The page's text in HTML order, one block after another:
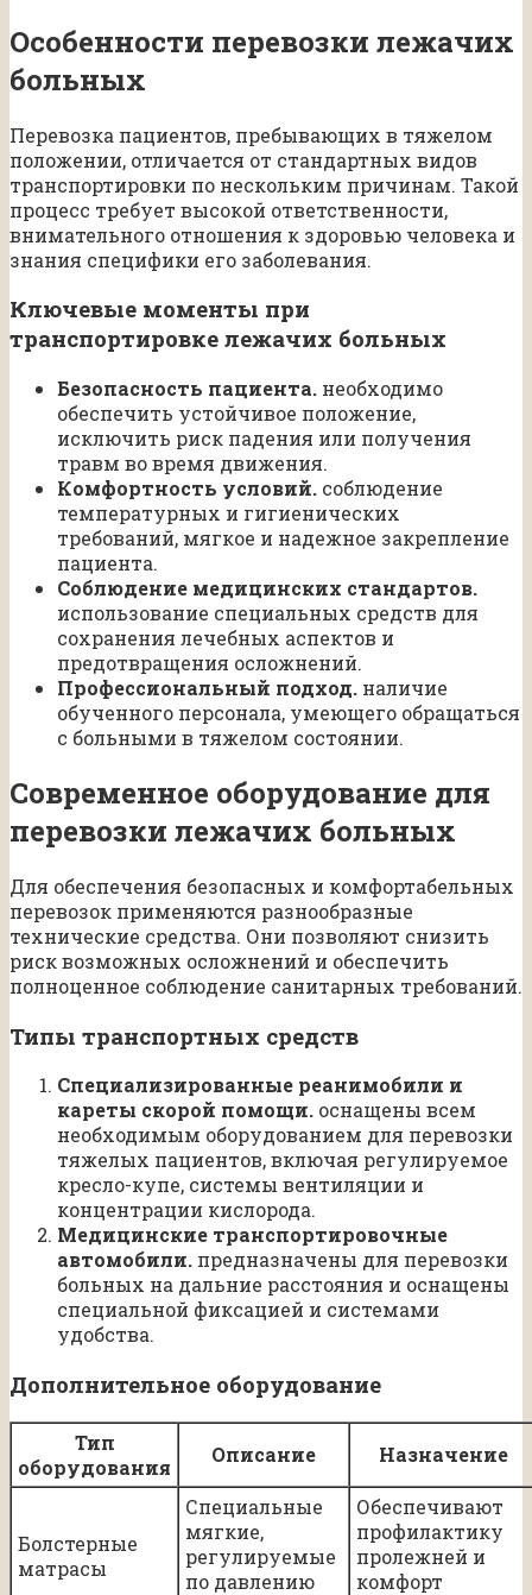
Особенности перевозки лежачих
больных
Перевозка пациентов, пребывающих в тяжелом
положении, отличается от стандартных видов
транспортировки по нескольким причинам. Такой
процесс требует высокой ответственности,
внимательного отношения к здоровью человека и
знания специфики его заболевания.
Ключевые моменты при
транспортировке лежачих больных
Безопасность пациента. необходимо
обеспечить устойчивое положение,
исключить риск падения или получения
травм во время движения.
Комфортность условий. соблюдение
температурных и гигиенических
требований, мягкое и надежное закрепление
пациента.
Соблюдение медицинских стандартов.
использование специальных средств для
сохранения лечебных аспектов и
предотвращения осложнений.
Профессиональный подход. наличие
обученного персонала, умеющего обращаться
с больными в тяжелом состоянии.
Современное оборудование для
перевозки лежачих больных
Для обеспечения безопасных и комфортабельных
перевозок применяются разнообразные
технические средства. Они позволяют снизить
риск возможных осложнений и обеспечить
полноценное соблюдение санитарных требований.
Типы транспортных средств
Специализированные реанимобили и
кареты скорой помощи. оснащены всем
необходимым оборудованием для перевозки
тяжелых пациентов, включая регулируемое
кресло-купе, системы вентиляции и
концентрации кислорода.
Медицинские транспортировочные
автомобили. предназначены для перевозки
больных на дальние расстояния и оснащены
специальной фиксацией и системами
удобства.
Дополнительное оборудование
Тип
оборудования
Описание Назначение
Болстерные
матрасы
Специальные
мягкие,
регулируемые
по давлению
Обеспечивают
профилактику
пролежней и
комфорт